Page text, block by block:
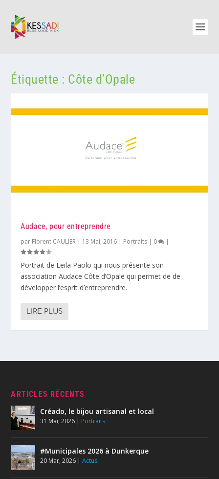
Étiquette : Côte d’Opale
Audace, pour entreprendre
par Florent CAULIER | 13 Mai, 2016 | Portraits | 0 |
Portrait de Leila Paolo qui nous présente son
association Audace Côte d’Opale qui permet de de
développer l’esprit d’entreprendre.
LIRE PLUS
ARTICLES RÉCENTS
Créado, le bijou artisanal et local
31 Mai, 2026 | Portraits
#Municipales 2026 à Dunkerque
20 Mar, 2026 |Actus